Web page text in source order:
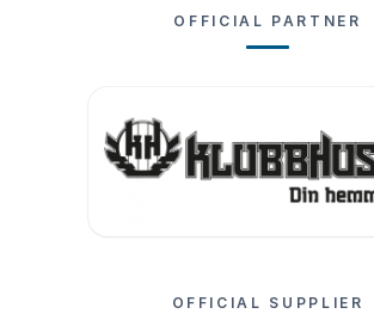
OFFICIAL PARTNER
OFFICIAL SUPPLIER